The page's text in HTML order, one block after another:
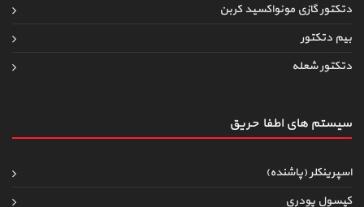
دتکتور گازی مونواکسید کربن
بیم دتکتور
دتکتور شعله
سیستم های اطفاءحریق
اسپرینکلر (پاشنده)
کپسول پودری